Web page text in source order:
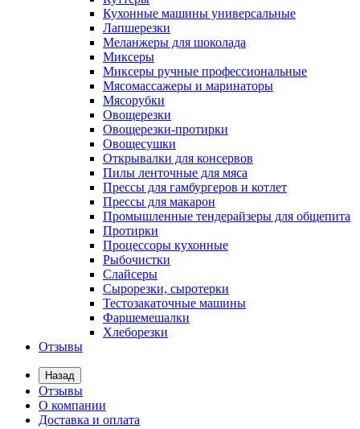
Кухонные машины универсальные
Лапшерезки
Меланжеры для шоколада
Миксеры
Миксеры ручные профессиональные
Мясомассажеры и маринаторы
Мясорубки
Овощерезки
Овощерезки-протирки
Овощесушки
Открывалки для консервов
Пилы ленточные для мяса
Прессы для гамбургеров и котлет
Прессы для макарон
Промышленные тендерайзеры для общепита
Протирки
Процессоры кухонные
Рыбочистки
Слайсеры
Сырорезки, сыротерки
Тестозакаточные машины
Фаршемешалки
Хлеборезки
Отзывы
Назад
Отзывы
О компании
Доставка и оплата